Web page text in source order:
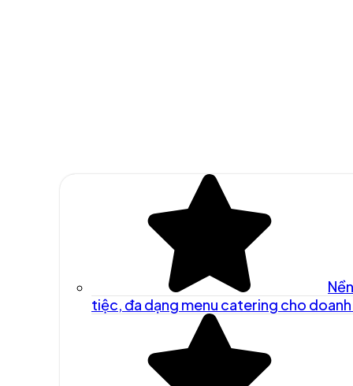
tiệc, đa dạng menu catering cho